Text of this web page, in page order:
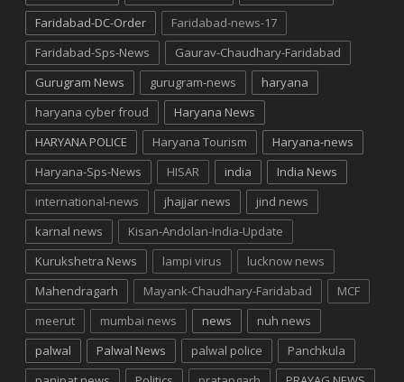
Faridabad-DC-Order
Faridabad-news-17
Faridabad-Sps-News
Gaurav-Chaudhary-Faridabad
Gurugram News
gurugram-news
haryana
haryana cyber froud
Haryana News
HARYANA POLICE
Haryana Tourism
Haryana-news
Haryana-Sps-News
HISAR india
India News
international-news
jhajjar news
jind news
karnal news
Kisan-Andolan-India-Update
Kurukshetra News
lampi virus
lucknow news
Mahendragarh
Mayank-Chaudhary-Faridabad
MCF
meerut
mumbai news news
nuh news
palwal
Palwal News palwal police
Panchkula